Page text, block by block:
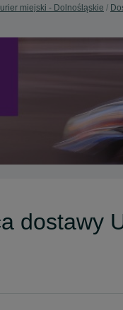
miejski - Dolnośląskie
dostawy